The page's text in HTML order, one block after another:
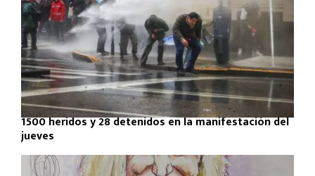
1500 heridos y 28 detenidos en la manifestación del
jueves